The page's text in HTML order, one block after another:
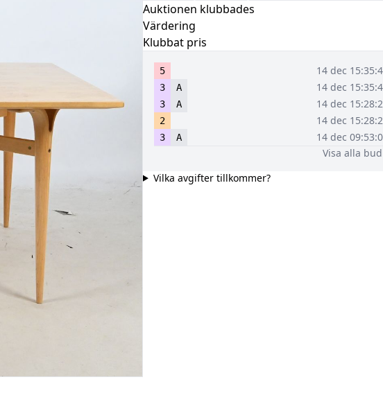
Auktionen klubbades
Värdering
Klubbat pris
5 14 dec
3 A 14 dec
3 A 14 dec
2 14 dec
3 A 14 dec
Visa alla bud
Vilka avgifter tillkommer?